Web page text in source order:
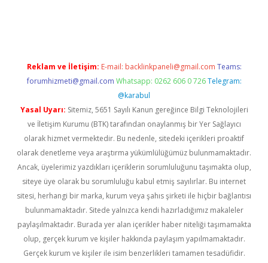
Reklam ve İletişim: E-mail: backlinkpaneli@gmail.com Teams:
forumhizmeti@gmail.com Whatsapp: 0262 606 0 726 Telegram:
@karabul
Yasal Uyarı: Sitemiz, 5651 Sayılı Kanun gereğince Bilgi Teknolojileri
ve İletişim Kurumu (BTK) tarafından onaylanmış bir Yer Sağlayıcı
olarak hizmet vermektedir. Bu nedenle, sitedeki içerikleri proaktif
olarak denetleme veya araştırma yükümlülüğümüz bulunmamaktadır.
Ancak, üyelerimiz yazdıkları içeriklerin sorumluluğunu taşımakta olup,
siteye üye olarak bu sorumluluğu kabul etmiş sayılırlar. Bu internet
sitesi, herhangi bir marka, kurum veya şahıs şirketi ile hiçbir bağlantısı
bulunmamaktadır. Sitede yalnızca kendi hazırladığımız makaleler
paylaşılmaktadır. Burada yer alan içerikler haber niteliği taşımamakta
olup, gerçek kurum ve kişiler hakkında paylaşım yapılmamaktadır.
Gerçek kurum ve kişiler ile isim benzerlikleri tamamen tesadüfidir.